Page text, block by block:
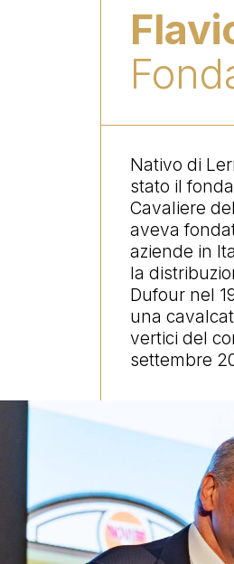
Nativo di
stato il
Cavaliere
aveva
aziende in
la
Dufour nel
una
vertici del
settembre